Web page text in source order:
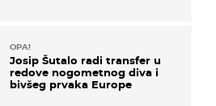
OPA!
Josip Šutalo radi transfer u
redove nogometnog diva i
bivšeg prvaka Europe